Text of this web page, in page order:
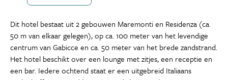
Dit hotel bestaat uit 2 gebouwen Maremonti en Residenza (ca.
50 m van elkaar gelegen), op ca. 100 meter van het levendige
centrum van Gabicce en ca. 50 meter van het brede zandstrand.
Het hotel beschikt over een lounge met zitjes, een receptie en
een bar. Iedere ochtend staat er een uitgebreid Italiaans